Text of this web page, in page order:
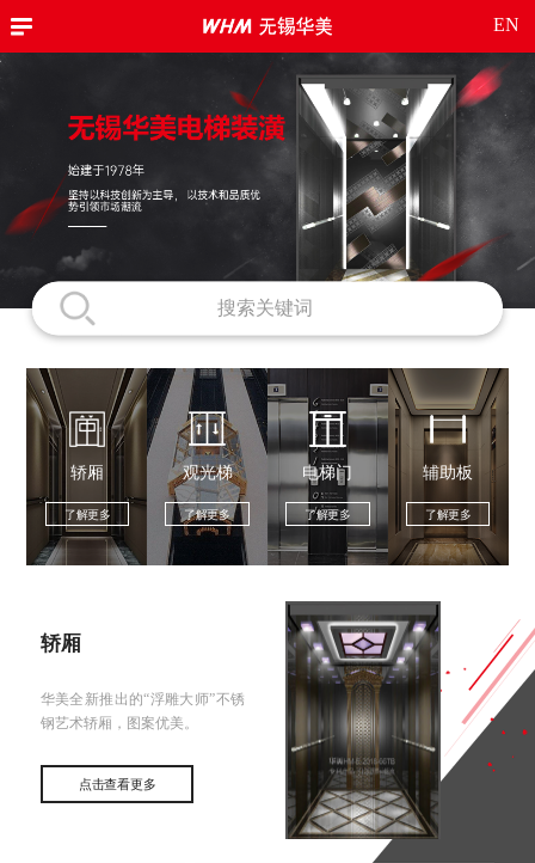
EN
轿厢
了解更多
观光梯
了解更多
电梯门
了解更多
辅助板
了解更多
轿厢
华美全新推出的“浮雕大师”不锈
钢艺术轿厢，图案优美。
点击查看更多